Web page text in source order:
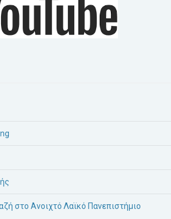
στο Ανοιχτό Λαϊκό Πανεπιστήμιο